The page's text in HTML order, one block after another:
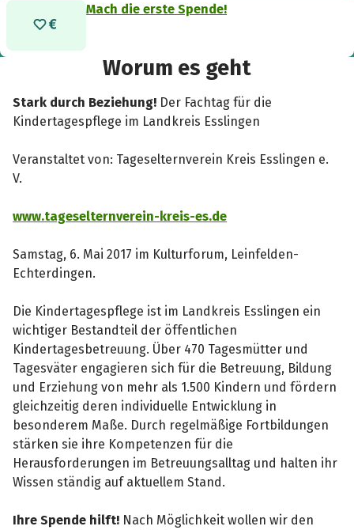
Mach die erste Spende!
Worum es geht
Stark durch Beziehung! Der Fachtag für die
Kindertagespflege im Landkreis Esslingen
Veranstaltet von: Tageselternverein Kreis Esslingen e.
V.
www.tageselternverein-kreis-es.de
Samstag, 6. Mai 2017 im Kulturforum, Leinfelden-
Echterdingen.
Die Kindertagespflege ist im Landkreis Esslingen ein
wichtiger Bestandteil der öffentlichen
Kindertagesbetreuung. Über 470 Tagesmütter und
Tagesväter engagieren sich für die Betreuung, Bildung
und Erziehung von mehr als 1.500 Kindern und fördern
gleichzeitig deren individuelle Entwicklung in
besonderem Maße. Durch regelmäßige Fortbildungen
stärken sie ihre Kompetenzen für die
Herausforderungen im Betreuungsalltag und halten ihr
Wissen ständig auf aktuellem Stand.
Ihre Spende hilft! Nach Möglichkeit wollen wir den